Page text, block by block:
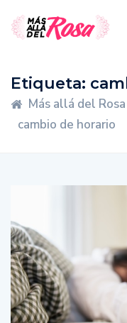
Etiqueta:
Más allá del Rosa
cambio de horario